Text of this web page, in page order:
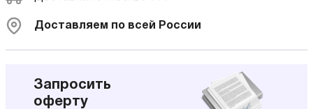
Доставляем по всей России
Запросить
оферту